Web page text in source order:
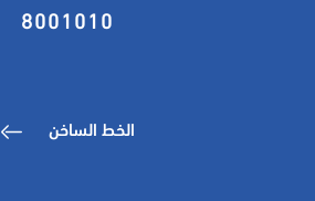
8001010
الخط الساخن